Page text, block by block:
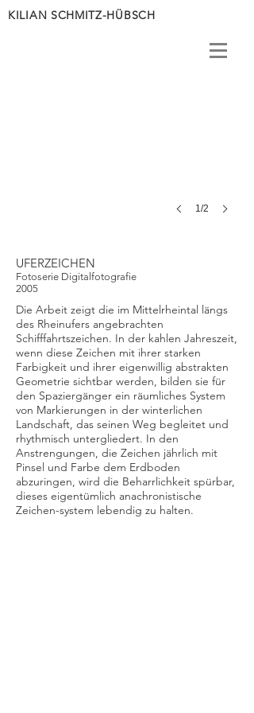
KILIAN SCHMITZ-HÜBSCH
1/2
UFERZEICHEN
Fotoserie Digitalfotografie
2005
Die Arbeit zeigt die im Mittelrheintal längs
des Rheinufers angebrachten
Schifffahrtszeichen. In der kahlen Jahreszeit,
wenn diese Zeichen mit ihrer starken
Farbigkeit und ihrer eigenwillig abstrakten
Geometrie sichtbar werden, bilden sie für
den Spaziergänger ein räumliches System
von Markierungen in der winterlichen
Landschaft, das seinen Weg begleitet und
rhythmisch untergliedert. In den
Anstrengungen, die Zeichen jährlich mit
Pinsel und Farbe dem Erdboden
abzuringen, wird die Beharrlichkeit spürbar,
dieses eigentümlich anachronistische
Zeichen-system lebendig zu halten.